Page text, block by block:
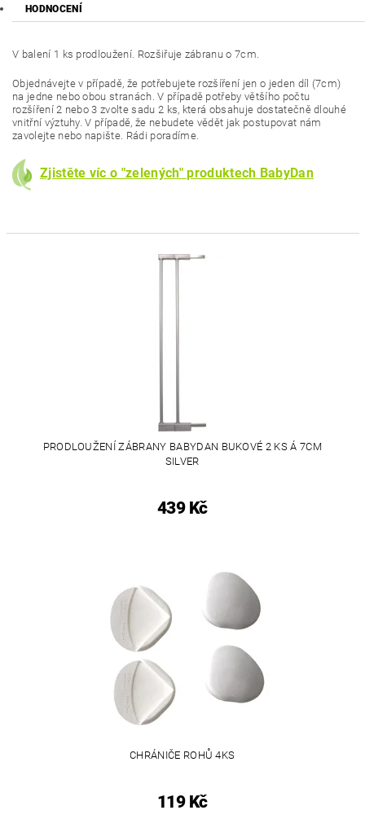
HODNOCENÍ
V balení 1 ks prodloužení. Rozšiřuje zábranu o 7cm.
Objednávejte v případě, že potřebujete rozšíření jen o jeden díl (7cm)
na jedne nebo obou stranách. V případě potřeby většího počtu
rozšíření 2 nebo 3 zvolte sadu 2 ks, která obsahuje dostatečně dlouhé
vnitřní výztuhy. V případě, že nebudete vědět jak postupovat nám
zavolejte nebo napište. Rádi poradíme.
Zjistěte víc o "zelených" produktech BabyDan
PRODLOUŽENÍ ZÁBRANY BABYDAN BUKOVÉ 2 KS Á 7CM
SILVER
439 Kč
CHRÁNIČE ROHŮ 4KS
119 Kč